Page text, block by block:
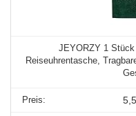
JEYORZY 1 Stück
Reiseuhrentasche,